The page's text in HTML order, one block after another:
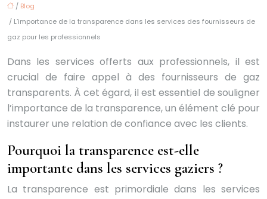
/ Blog
/ L’importance de la transparence dans les services des fournisseurs de
gaz pour les professionnels
Dans les services offerts aux professionnels, il est
crucial de faire appel à des fournisseurs de gaz
transparents. À cet égard, il est essentiel de souligner
l’importance de la transparence, un élément clé pour
instaurer une relation de confiance avec les clients.
Pourquoi la transparence est-elle
importante dans les services gaziers ?
La transparence est primordiale dans les services